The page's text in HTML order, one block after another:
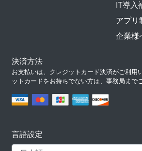
IT導入
アプリ
企業様
決済方法
お支払いは、クレジットカード決済がご利用
ットカードをお持ちでない方は、事務局まで
言語設定